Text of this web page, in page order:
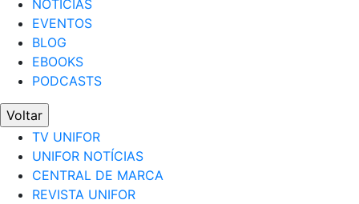
NOTÍCIAS
EVENTOS
BLOG
EBOOKS
PODCASTS
Voltar
TV UNIFOR
UNIFOR NOTÍCIAS
CENTRAL DE MARCA
REVISTA UNIFOR